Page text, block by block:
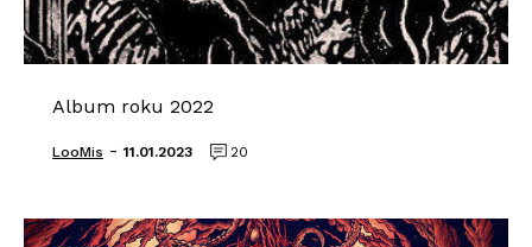
Album roku 2022
LooMis - 11.01.2023 20